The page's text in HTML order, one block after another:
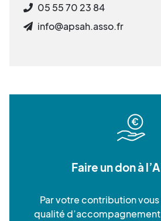
05 55 70 23 84
info@apsah.asso.fr
Faire un don à
Par votre contribution
qualité